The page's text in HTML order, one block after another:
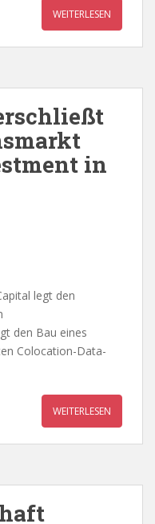
WEITERLESEN
in
legt den
den Bau eines
Colocation-Data-
WEITERLESEN